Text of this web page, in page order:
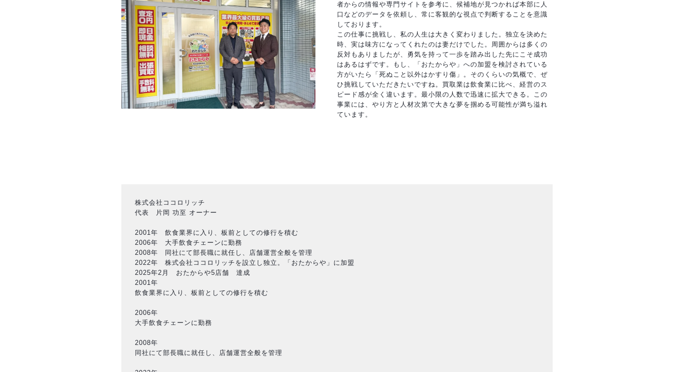
者からの情報や専門サイトを参考に、候補地が見つかれば本部に人
口などのデータを依頼し、常に客観的な視点で判断することを意識
しております。
この仕事に挑戦し、私の人生は大きく変わりました。独立を決めた
時、実は味方になってくれたのは妻だけでした。周囲からは多くの
反対もありましたが、勇気を持って一歩を踏み出した先にこそ成功
はあるはずです。もし、「おたからや」への加盟を検討されている
方がいたら「死ぬこと以外はかすり傷」。そのくらいの気概で、ぜ
ひ挑戦していただきたいですね。買取業は飲食業に比べ、経営のス
ピード感が全く違います。最小限の人数で迅速に拡大できる。この
事業には、やり方と人材次第で大きな夢を掴める可能性が満ち溢れ
ています。
株式会社ココロリッチ
代表 片岡 功至 オーナー
2001年 飲食業界に入り、板前としての修行を積む
2006年 大手飲食チェーンに勤務
2008年 同社にて部長職に就任し、店舗運営全般を管理
2022年 株式会社ココロリッチを設立し独立。「おたからや」に加盟
2025年2月 おたからや5店舗 達成
2001年
飲食業界に入り、板前としての修行を積む
2006年
大手飲食チェーンに勤務
2008年
同社にて部長職に就任し、店舗運営全般を管理